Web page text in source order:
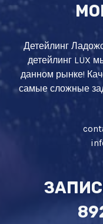
Детейлинг
детейлинг LUX
данном рынке!
самые сложные